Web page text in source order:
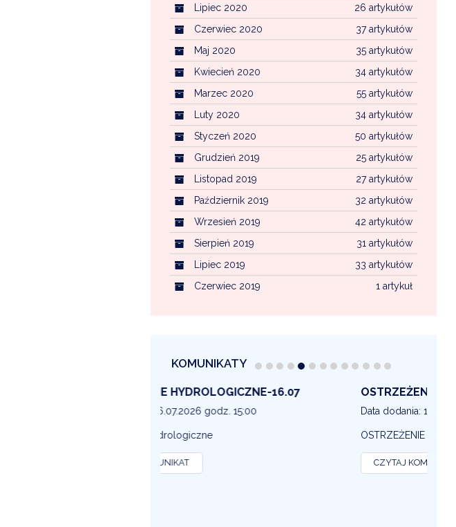
26 artykułów
Lipiec 2020
37 artykułów
Czerwiec 2020
35 artykułów
Maj 2020
34 artykułów
Kwiecień 2020
55 artykułów
Marzec 2020
34 artykułów
Luty 2020
50 artykułów
Styczeń 2020
25 artykułów
Grudzień 2019
27 artykułów
Listopad 2019
32 artykułów
Październik 2019
42 artykułów
Wrzesień 2019
31 artykułów
Sierpień 2019
33 artykułów
Lipiec 2019
1 artykuł
Czerwiec 2019
KOMUNIKATY
OSTRZEŻENIE METEOROLOGICZNE 16-07
Data dodania: 16.07.2026 godz. 14:30
OSTRZEŻENIE METEOROLOGICZNE
CZYTAJ KOMUNIKAT